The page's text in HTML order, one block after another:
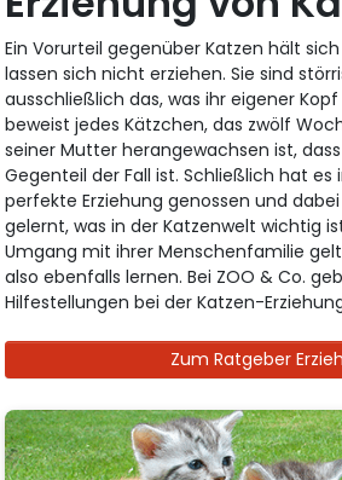
Ein Vorurteil gegenüber Katzen hält
lassen sich nicht erziehen. Sie sind
ausschließlich das, was ihr eigener
beweist jedes Kätzchen, das zwölf
seiner Mutter herangewachsen ist,
Gegenteil der Fall ist. Schließlich hat es
perfekte Erziehung genossen und
gelernt, was in der Katzenwelt wichtig
Umgang mit ihrer Menschenfamilie
also ebenfalls lernen. Bei ZOO & Co.
Hilfestellungen bei der Katzen-
Zum Ratgeber